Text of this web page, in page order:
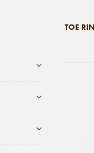
TOE